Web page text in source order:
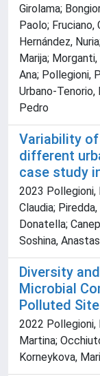
Girolama;
Paolo; Fruciano,
Hernández,
Marija;
Ana; Pollegioni,
Urbano-Tenorio,
Pedro
Variability
different
case study
2023 Pollegioni,
Claudia;
Donatella;
Soshina,
Diversity
Microbial
Polluted
2022 Pollegioni,
Martina;
Korneykova,